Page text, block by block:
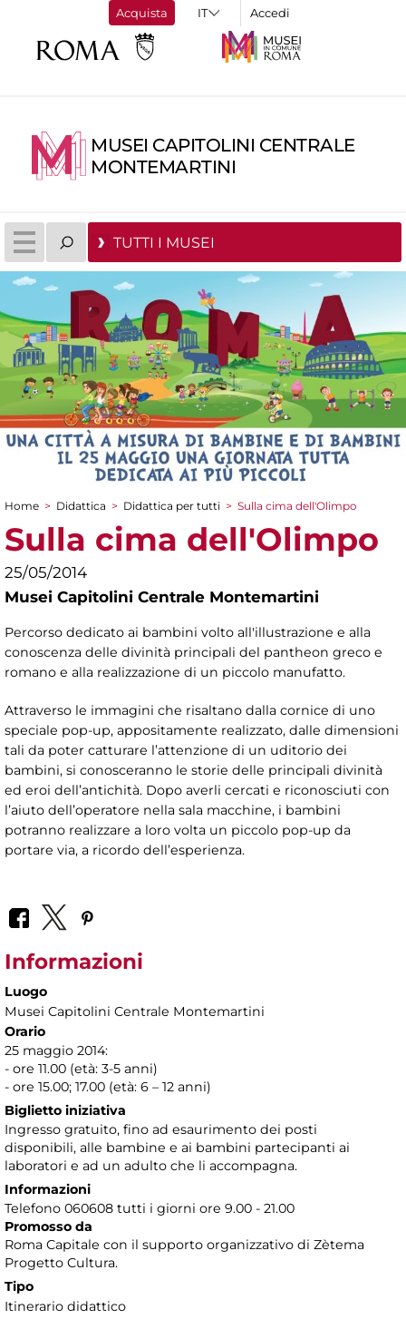
Acquista Accedi
MUSEI CAPITOLINI CENTRALE
MONTEMARTINI
TUTTI I MUSEI
Tu sei qui
Home > Didattica > Didattica per tutti > Sulla cima dell'Olimpo
Sulla cima dell'Olimpo
25/05/2014
Musei Capitolini Centrale Montemartini
Percorso dedicato ai bambini volto all'illustrazione e alla
conoscenza delle divinità principali del pantheon greco e
romano e alla realizzazione di un piccolo manufatto.
Attraverso le immagini che risaltano dalla cornice di uno
speciale pop-up, appositamente realizzato, dalle dimensioni
tali da poter catturare l’attenzione di un uditorio dei
bambini, si conosceranno le storie delle principali divinità
ed eroi dell’antichità. Dopo averli cercati e riconosciuti con
l’aiuto dell’operatore nella sala macchine, i bambini
potranno realizzare a loro volta un piccolo pop-up da
portare via, a ricordo dell’esperienza.
Informazioni
Luogo
Musei Capitolini Centrale Montemartini
Orario
25 maggio 2014:
- ore 11.00 (età: 3-5 anni)
- ore 15.00; 17.00 (età: 6 – 12 anni)
Biglietto iniziativa
Ingresso gratuito, fino ad esaurimento dei posti
disponibili, alle bambine e ai bambini partecipanti ai
laboratori e ad un adulto che li accompagna.
Informazioni
Telefono 060608 tutti i giorni ore 9.00 - 21.00
Promosso da
Roma Capitale con il supporto organizzativo di Zètema
Progetto Cultura.
Tipo
Itinerario didattico